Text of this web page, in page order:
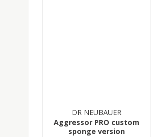
DR NEUBAUER
Aggressor PRO custom
sponge version